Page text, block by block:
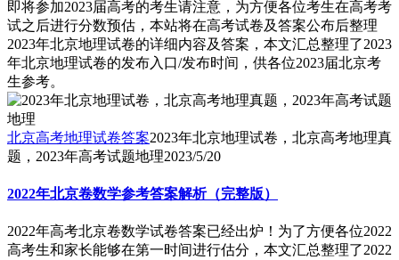
即将参加2023届高考的考生请注意，为方便各位考生在高考考
试之后进行分数预估，本站将在高考试卷及答案公布后整理
2023年北京地理试卷的详细内容及答案，本文汇总整理了2023
年北京地理试卷的发布入口/发布时间，供各位2023届北京考
生参考。
北京高考地理试卷答案2023年北京地理试卷，北京高考地理真
题，2023年高考试题地理2023/5/20
2022年北京卷数学参考答案解析（完整版）
2022年高考北京卷数学试卷答案已经出炉！为了方便各位2022
高考生和家长能够在第一时间进行估分，本文汇总整理了2022